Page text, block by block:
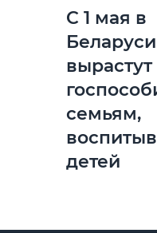
C 1 мая в
Беларуси
вырастут
семьям,
детей